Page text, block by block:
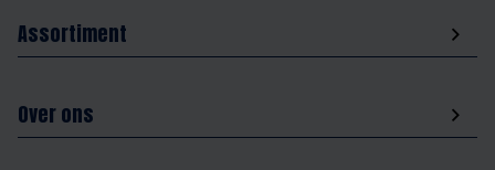
Assortiment
Over ons